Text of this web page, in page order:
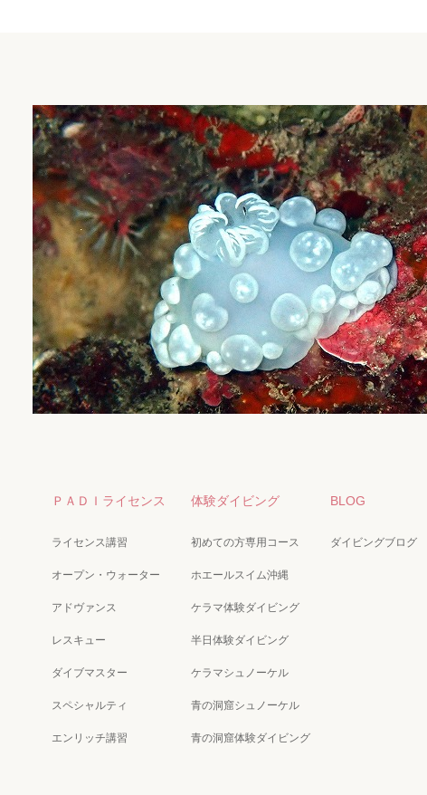
ＰＡＤＩライセンス
ライセンス講習
オープン・ウォーター
アドヴァンス
レスキュー
ダイブマスター
スペシャルティ
エンリッチ講習
体験ダイビング
初めての方専用コース
ホエールスイム沖縄
ケラマ体験ダイビング
半日体験ダイビング
ケラマシュノーケル
青の洞窟シュノーケル
青の洞窟体験ダイビング
BLOG
ダイビングブログ